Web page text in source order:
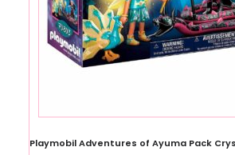
Playmobil Adventures of Ayuma Pack